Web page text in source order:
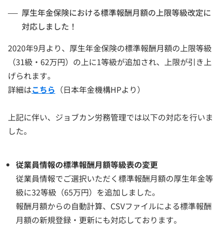
厚生年金保険における標準報酬月額の上限等級改定に
対応しました！
2020年9月より、厚生年金保険の標準報酬月額の上限等級
（31級・62万円）の上に1等級が追加され、上限が引き上
げられます。
詳細はこちら （日本年金機構HPより）
上記に伴い、ジョブカン労務管理では以下の対応を行いま
した。
従業員情報の標準報酬月額等級表の変更
従業員情報でご選択いただく標準報酬月額の厚生年金等
級に32等級（65万円）を追加しました。
報酬月額からの自動計算、CSVファイルによる標準報酬
月額の新規登録・更新にも対応しております。